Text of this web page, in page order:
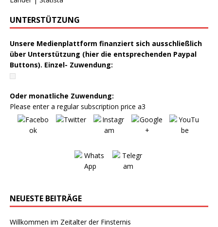
UNTERSTÜTZUNG
Unsere Medienplattform finanziert sich ausschließlich
über Unterstützung (hier die entsprechenden Paypal
Buttons). Einzel- Zuwendung:
Oder monatliche Zuwendung:
Please enter a regular subscription price a3
NEUESTE BEITRÄGE
Willkommen im Zeitalter der Finsternis